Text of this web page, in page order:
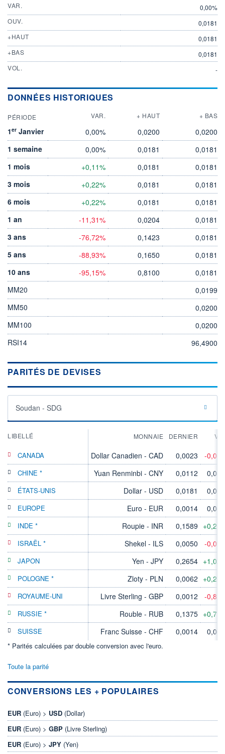
VAR.
0,00%
OUV.
0,0181
+HAUT
0,0181
+BAS
0,0181
VOL.
-
DONNÉES HISTORIQUES
PÉRIODE VAR. + HAUT + BAS
1er Janvier 0,00% 0,0200
0,0200
1 semaine
0,00% 0,0181
0,0181
1 mois
+0,11% 0,0181
0,0181
3 mois
+0,22% 0,0181
0,0181
6 mois
+0,22% 0,0181
0,0181
1 an
-11,31% 0,0204
0,0181
3 ans
-76,72% 0,1423
0,0181
5 ans
-88,93% 0,1650
0,0181
10 ans
-95,15% 0,8100
0,0181
MM20
0,0199
MM50
0,0200
MM100
0,0200
RSI14
96,4900
PARITÉS DE DEVISES
Soudan - SDG
LIBELLÉ MONNAIE DERNIER
CANADA Dollar Canadien - CAD 0,0023 -
CHINE * Yuan Renminbi - CNY 0,0112
ÉTATS-UNIS Dollar - USD 0,0181
EUROPE Euro - EUR 0,0014
INDE * Roupie - INR 0,1589
ISRAËL * Shekel - ILS 0,0050 -
JAPON Yen - JPY 0,2654
POLOGNE * Zloty - PLN 0,0062
ROYAUME-UNI Livre Sterling - GBP 0,0012 -
RUSSIE * Rouble - RUB 0,1375
SUISSE Franc Suisse - CHF 0,0014
* Parités calculées par double conversion avec l'euro.
Toute la parité
CONVERSIONS LES + POPULAIRES
EUR (Euro) > USD (Dollar)
EUR (Euro) > GBP (Livre Sterling)
EUR (Euro) > JPY (Yen)